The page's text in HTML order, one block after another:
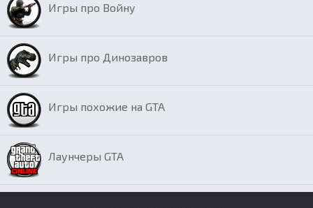
Игры про Войну
Игры про Динозавров
Игры похожие на GTA
Лаунчеры GTA